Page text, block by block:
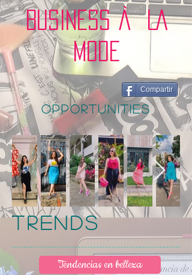
BUSINESS À LA
MODE
Compartir
opportunities
trends
Tendencias en belleza